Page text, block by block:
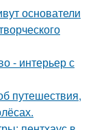
основатели
- интерьер с
путешествия,